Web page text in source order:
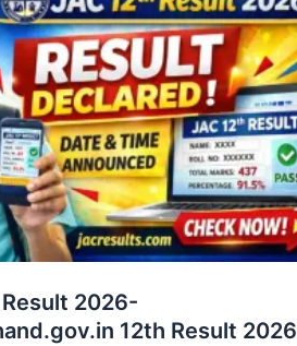
2026-
12th Result 2026